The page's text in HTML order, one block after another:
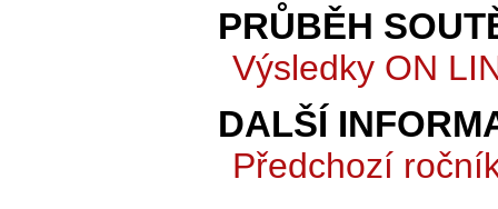
PRŮBĚH
Výsledky ON
DALŠÍ
Předchozí